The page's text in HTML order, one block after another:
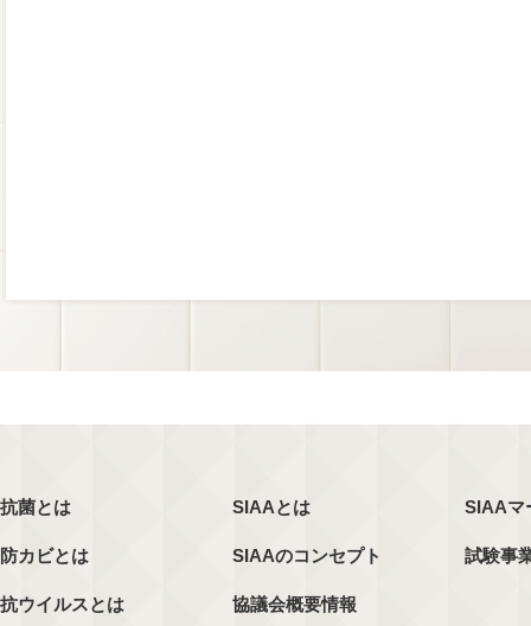
抗菌とは
防カビとは
抗ウイルスとは
SIAAとは
SIAAのコンセプト
協議会概要情報
SIAAマ
試験事